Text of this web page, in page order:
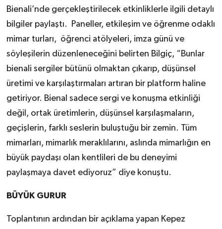
Bienali’nde gerçekleştirilecek etkinliklerle ilgili detaylı
bilgiler paylaştı. Paneller, etkileşim ve öğrenme odaklı
mimar turları, öğrenci atölyeleri, imza günü ve
söyleşilerin düzenleneceğini belirten Bilgiç, “Bunlar
bienali sergiler bütünü olmaktan çıkarıp, düşünsel
üretimi ve karşılaştırmaları artıran bir platform haline
getiriyor. Bienal sadece sergi ve konuşma etkinliği
değil, ortak üretimlerin, düşünsel karşılaşmaların,
geçişlerin, farklı seslerin buluştuğu bir zemin. Tüm
mimarları, mimarlık meraklılarını, aslında mimarlığın en
büyük paydaşı olan kentlileri de bu deneyimi
paylaşmaya davet ediyoruz” diye konuştu.
BÜYÜK GURUR
Toplantının ardından bir açıklama yapan Kepez